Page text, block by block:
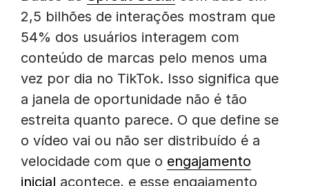
2,5 bilhões de interações mostram que
54% dos usuários interagem com
conteúdo de marcas pelo menos uma
vez por dia no TikTok. Isso significa que
a janela de oportunidade não é tão
estreita quanto parece. O que define se
o vídeo vai ou não ser distribuído é a
velocidade com que o engajamento
inicial acontece, e esse engajamento